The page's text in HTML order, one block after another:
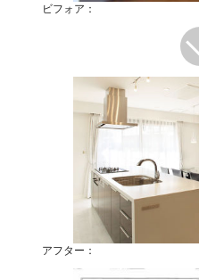
ビフォア：
アフター：